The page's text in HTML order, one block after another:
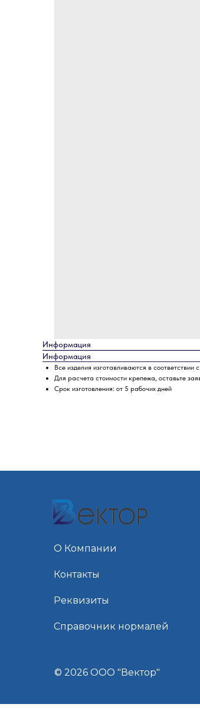
Информация
Информация
Все изделия изготавливаются в
Для расчета стоимости крепежа, оставьте
Срок изготовления: от 5 рабочих дней
© 2026 ООО "Вектор"
О Компании
Контакты
Реквизиты
Справочник нормалей